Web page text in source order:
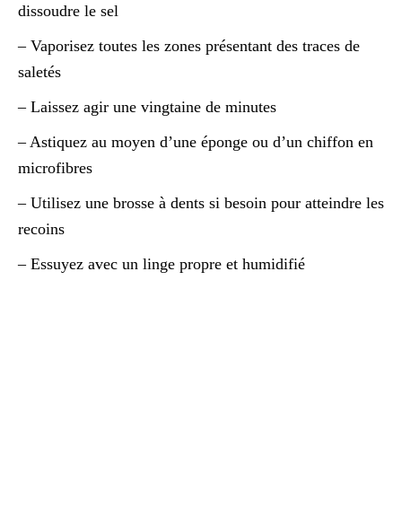
dissoudre le sel
– Vaporisez toutes les zones présentant des traces de
saletés
– Laissez agir une vingtaine de minutes
– Astiquez au moyen d’une éponge ou d’un chiffon en
microfibres
– Utilisez une brosse à dents si besoin pour atteindre les
recoins
– Essuyez avec un linge propre et humidifié